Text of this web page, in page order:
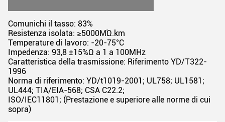
Comunichi il tasso: 83%
Resistenza isolata: ≥5000MΏ.km
Temperature di lavoro: -20-75°C
Impedenza: 93,8 ±15%Ω a 1 a 100MHz
Caratteristica della trasmissione: Riferimento YD/T322-
1996
Norma di riferimento: YD/t1019-2001; UL758; UL1581;
UL444; TIA/EIA-568; CSA C22.2;
ISO/IEC11801; (Prestazione e superiore alle norme di cui
sopra)